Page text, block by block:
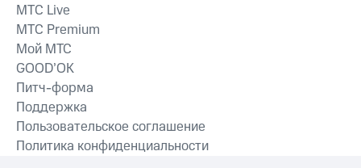
MTС Live
MTС Premium
Мой МТС
GOOD’OK
Питч-форма
Поддержка
Пользовательское соглашение
Политика конфиденциальности